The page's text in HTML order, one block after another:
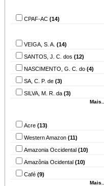
CPAF-AC (14)
VEIGA, S. A. (14)
SANTOS, J. C. dos (12)
NASCIMENTO, G. C. do (4)
SA, C. P. de (3)
SILVA, M. R. da (3)
Mais...
Acre (13)
Western Amazon (11)
Amazonia Occidental (10)
Amazônia Ocidental (10)
Café (9)
Mais...